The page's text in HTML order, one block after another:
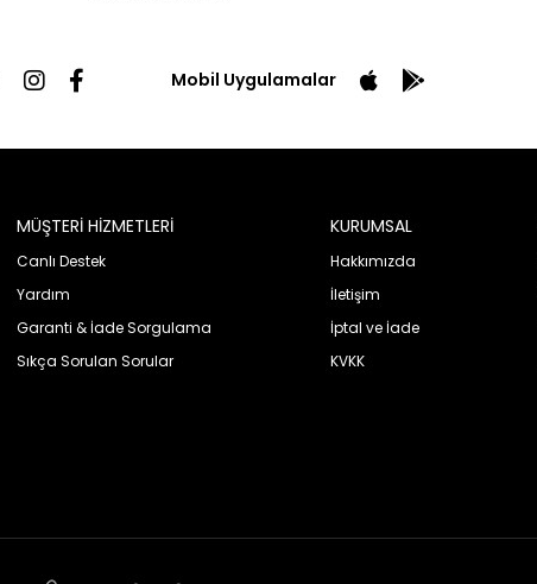
Mobil Uygulamalar
MÜŞTERİ HİZMETLERİ
Canlı Destek
Yardım
Garanti & İade Sorgulama
Sıkça Sorulan Sorular
KURUMSAL
Hakkımızda
İletişim
İptal ve İade
KVKK